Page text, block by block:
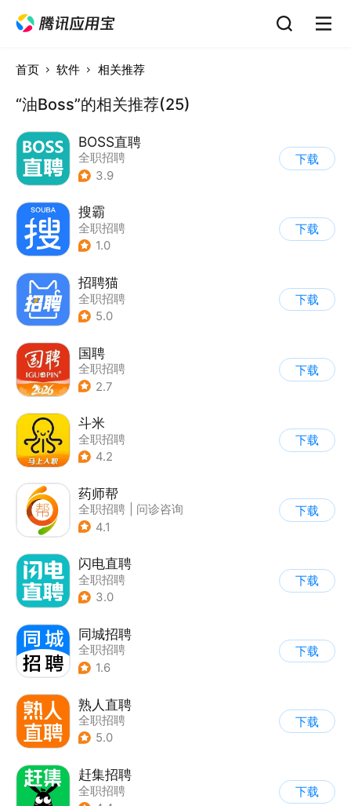
首页 软件 相关推荐
“油Boss”的相关推荐(25)
BOSS直聘
全职招聘
3.9
下载
搜霸
全职招聘
1.0
下载
招聘猫
全职招聘
5.0
下载
国聘
全职招聘
2.7
下载
斗米
全职招聘
4.2
下载
药师帮
全职招聘
问诊咨询
4.1
下载
闪电直聘
全职招聘
3.0
下载
同城招聘
全职招聘
1.6
下载
熟人直聘
全职招聘
5.0
下载
赶集招聘
全职招聘
下载